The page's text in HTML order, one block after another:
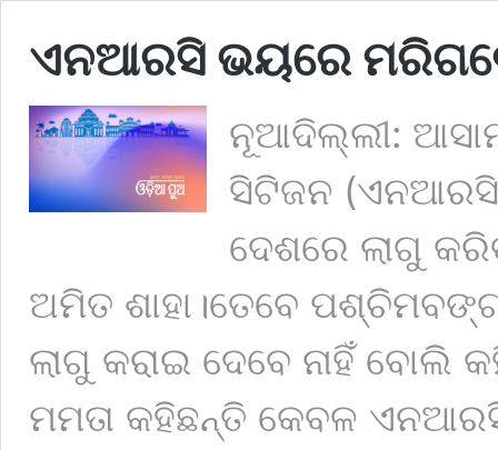
ଏନଆରସି ଭୟରେ
ନୂଆଦିଲ୍ଲୀ:
ସିଟିଜନ (ଏନଆରସି)
ଦେଶରେ ଲାଗୁ
ଅମିତ ଶାହା।ତେବେ
ଲାଗୁ କରାଇ ଦେବେ ନାହିଁ ବୋଲି
ମମତା କହିଛନ୍ତି କେବଳ